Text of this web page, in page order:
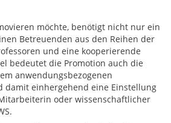
möchte, benötigt nicht nur ein
Betreuenden aus den Reihen der
und eine kooperierende
bedeutet die Promotion auch die
anwendungsbezogenen
damit einhergehend eine Einstellung
oder wissenschaftlicher